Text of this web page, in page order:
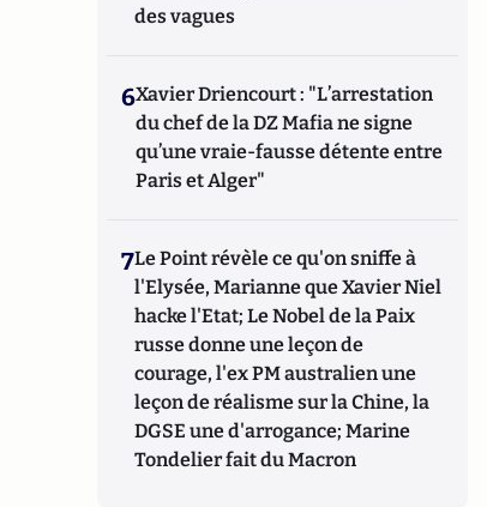
des vagues
6Xavier Driencourt : "L’arrestation
du chef de la DZ Mafia ne signe
qu’une vraie-fausse détente entre
Paris et Alger"
7Le Point révèle ce qu'on sniffe à
l'Elysée, Marianne que Xavier Niel
hacke l'Etat; Le Nobel de la Paix
russe donne une leçon de
courage, l'ex PM australien une
leçon de réalisme sur la Chine, la
DGSE une d'arrogance; Marine
Tondelier fait du Macron